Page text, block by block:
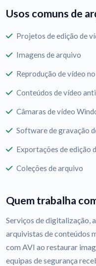
Usos comuns de
Projetos de edição de
Imagens de arquivo
Reprodução de vídeo
Conteúdos de vídeo
Câmaras de vídeo
Software de gravação
Exportações de edição
Coleções de arquivo
Quem trabalha
Serviços de digitalização,
arquivistas de conteúdos
com AVI ao restaurar
equipas de segurança